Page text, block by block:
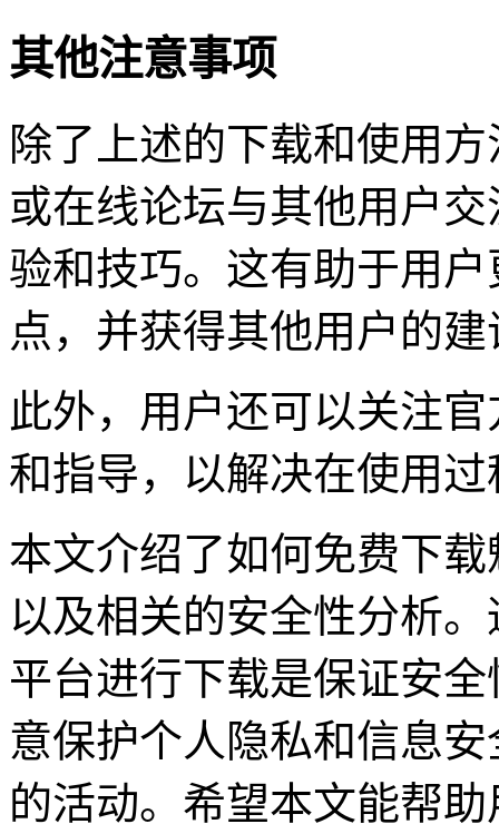
其他注意事项
除了上述的下载和使用
或在线论坛与其他用户
验和技巧。这有助于用
点，并获得其他用户的
此外，用户还可以关注
和指导，以解决在使用
本文介绍了如何免费下
以及相关的安全性分析
平台进行下载是保证安
意保护个人隐私和信息
的活动。希望本文能帮